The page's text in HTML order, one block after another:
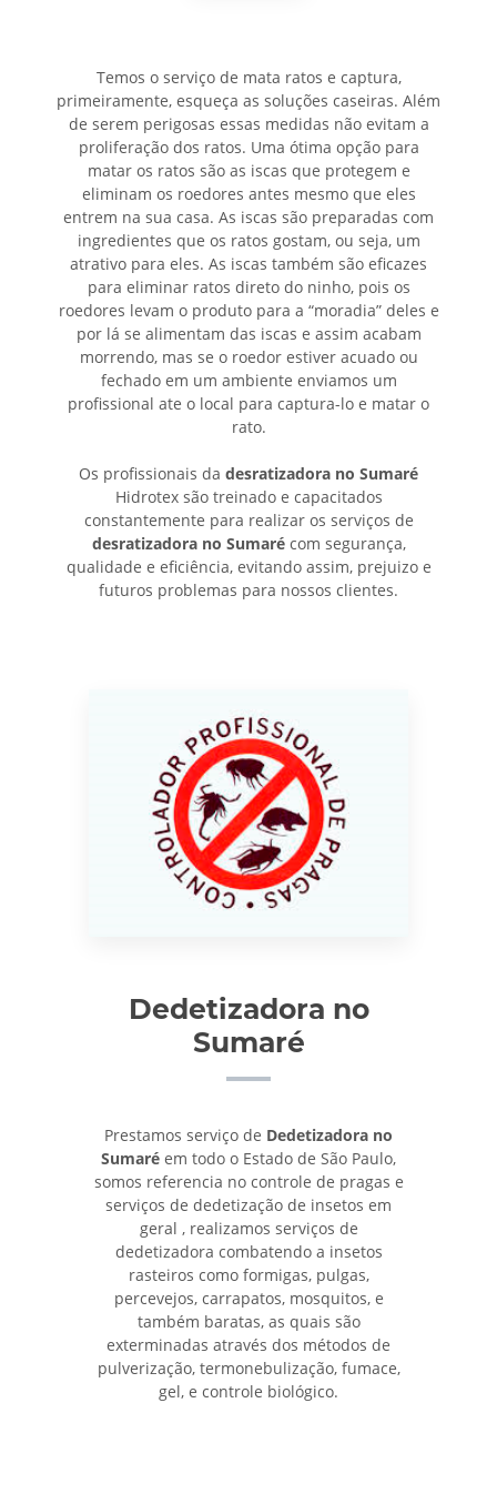
Temos o serviço de mata ratos e captura,
primeiramente, esqueça as soluções caseiras. Além
de serem perigosas essas medidas não evitam a
proliferação dos ratos. Uma ótima opção para
matar os ratos são as iscas que protegem e
eliminam os roedores antes mesmo que eles
entrem na sua casa. As iscas são preparadas com
ingredientes que os ratos gostam, ou seja, um
atrativo para eles. As iscas também são eficazes
para eliminar ratos direto do ninho, pois os
roedores levam o produto para a “moradia” deles e
por lá se alimentam das iscas e assim acabam
morrendo, mas se o roedor estiver acuado ou
fechado em um ambiente enviamos um
profissional ate o local para captura-lo e matar o
rato.
Os profissionais da desratizadora no Sumaré
Hidrotex são treinado e capacitados
constantemente para realizar os serviços de
desratizadora no Sumarécom segurança,
qualidade e eficiência, evitando assim, prejuizo e
futuros problemas para nossos clientes.
Dedetizadora no
Sumaré
Prestamos serviço de Dedetizadora no
Sumaré em todo o Estado de São Paulo,
somos referencia no controle de pragas e
serviços de dedetização de insetos em
geral , realizamos serviços de
dedetizadora combatendo a insetos
rasteiros como formigas, pulgas,
percevejos, carrapatos, mosquitos, e
também baratas, as quais são
exterminadas através dos métodos de
pulverização, termonebulização, fumace,
gel, e controle biológico.